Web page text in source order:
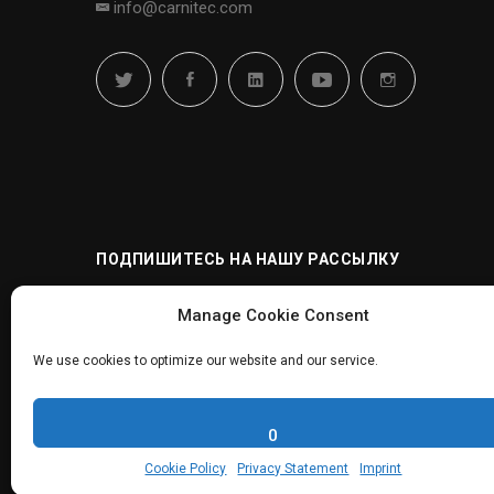
Manage Cookie Consent
We use cookies to optimize our website and our service.
0
Cookie Policy Privacy Statement Imprint
info@carnitec.com
ПОДПИШИТЕСЬ НА НАШУ РАССЫЛКУ
© 2024 Carnitec - Интегратор оборудования и
промышленности